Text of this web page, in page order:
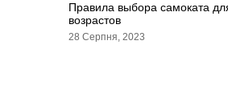
Правила выбора самоката
возрастов
28 Серпня, 2023